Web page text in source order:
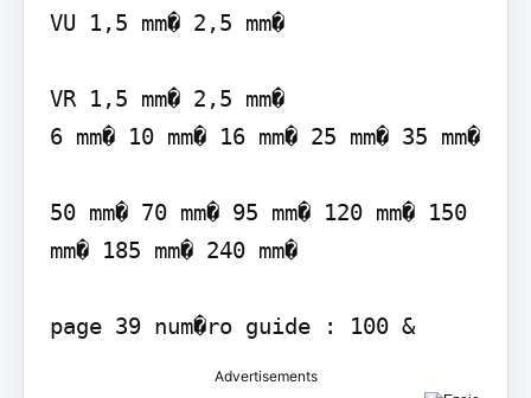
VU 1,5 mm� 2,5 mm�
VR 1,5 mm� 2,5 mm�
6 mm� 10 mm� 16 mm� 25 mm� 35 mm�
50 mm� 70 mm� 95 mm� 120 mm� 150
mm� 185 mm� 240 mm�
page 39 num�ro guide : 100 &
Advertisements